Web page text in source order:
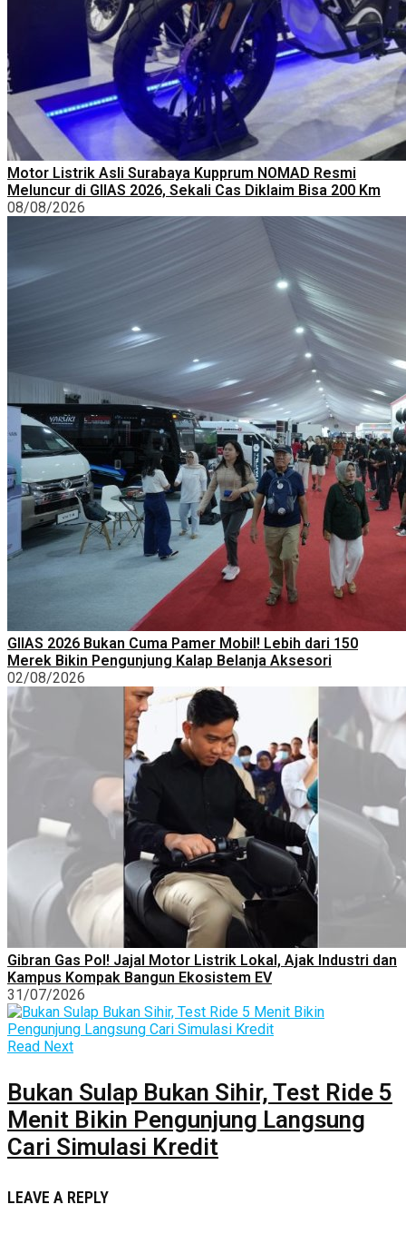
Motor Listrik Asli Surabaya Kupprum NOMAD Resmi
Meluncur di GIIAS 2026, Sekali Cas Diklaim Bisa 200 Km
08/08/2026
GIIAS 2026 Bukan Cuma Pamer Mobil! Lebih dari 150
Merek Bikin Pengunjung Kalap Belanja Aksesori
02/08/2026
Gibran Gas Pol! Jajal Motor Listrik Lokal, Ajak Industri dan
Kampus Kompak Bangun Ekosistem EV
31/07/2026
Read Next
Bukan Sulap Bukan Sihir, Test Ride 5
Menit Bikin Pengunjung Langsung
Cari Simulasi Kredit
LEAVE A REPLY